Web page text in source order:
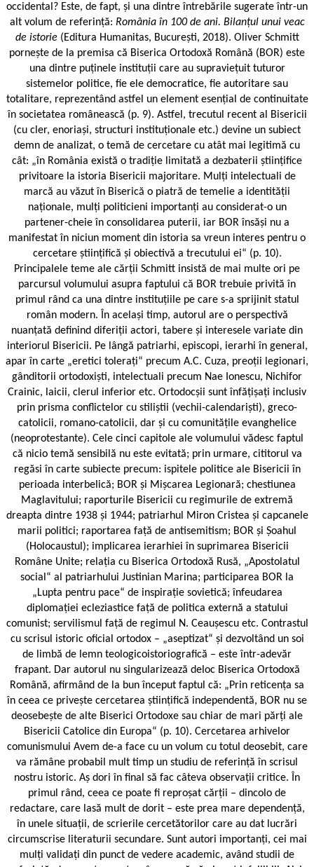
occidental? Este, de fapt, și una dintre întrebările sugerate într-un
alt volum de referință: România în 100 de ani. Bilanțul unui veac
de istorie (Editura Humanitas, Bucureşti, 2018). Oliver Schmitt
pornește de la premisa că Biserica Ortodoxă Română (BOR) este
una dintre puținele instituții care au supraviețuit tuturor
sistemelor politice, fie ele democratice, fie autoritare sau
totalitare, reprezentând astfel un element esențial de continuitate
în societatea românească (p. 9). Astfel, trecutul recent al Bisericii
(cu cler, enoriași, structuri instituționale etc.) devine un subiect
demn de analizat, o temă de cercetare cu atât mai legitimă cu
cât: „în România există o tradiție limitată a dezbaterii științifice
privitoare la istoria Bisericii majoritare. Mulți intelectuali de
marcă au văzut în Biserică o piatră de temelie a identității
naționale, mulți politicieni importanți au considerat-o un
partener-cheie în consolidarea puterii, iar BOR însăși nu a
manifestat în niciun moment din istoria sa vreun interes pentru o
cercetare științifică și obiectivă a trecutului ei“ (p. 10).
Principalele teme ale cărții Schmitt insistă de mai multe ori pe
parcursul volumului asupra faptului că BOR trebuie privită în
primul rând ca una dintre instituțiile pe care s-a sprijinit statul
român modern. În același timp, autorul are o perspectivă
nuanțată definind diferiții actori, tabere și interesele variate din
interiorul Bisericii. Pe lângă patriarhi, episcopi, ierarhi în general,
apar în carte „eretici tolerați“ precum A.C. Cuza, preoții legionari,
gânditorii ortodoxiști, intelectuali precum Nae Ionescu, Nichifor
Crainic, laicii, clerul inferior etc. Ortodocșii sunt înfățișați inclusiv
prin prisma conflictelor cu stiliștii (vechii-calendariști), greco-
catolicii, romano-catolicii, dar și cu comunitățile evanghelice
(neoprotestante). Cele cinci capitole ale volumului vădesc faptul
că nicio temă sensibilă nu este evitată; prin urmare, cititorul va
regăsi în carte subiecte precum: ispitele politice ale Bisericii în
perioada interbelică; BOR și Mișcarea Legionară; chestiunea
Maglavitului; raporturile Bisericii cu regimurile de extremă
dreapta dintre 1938 și 1944; patriarhul Miron Cristea și capcanele
marii politici; raportarea față de antisemitism; BOR și Șoahul
(Holocaustul); implicarea ierarhiei în suprimarea Bisericii
Române Unite; relația cu Biserica Ortodoxă Rusă, „Apostolatul
social“ al patriarhului Justinian Marina; participarea BOR la
„Lupta pentru pace“ de inspirație sovietică; înfeudarea
diplomației ecleziastice față de politica externă a statului
comunist; servilismul față de regimul N. Ceaușescu etc. Contrastul
cu scrisul istoric oficial ortodox – „aseptizat“ și dezvoltând un soi
de limbă de lemn teologicoistoriografică – este într-adevăr
frapant. Dar autorul nu singularizează deloc Biserica Ortodoxă
Română, afirmând de la bun început faptul că: „Prin reticența sa
în ceea ce privește cercetarea științifică independentă, BOR nu se
deosebește de alte Biserici Ortodoxe sau chiar de mari părți ale
Bisericii Catolice din Europa“ (p. 10). Cercetarea arhivelor
comunismului Avem de-a face cu un volum cu totul deosebit, care
va rămâne probabil mult timp un studiu de referință în scrisul
nostru istoric. Aș dori în final să fac câteva observații critice. În
primul rând, ceea ce poate fi reproșat cărții – dincolo de
redactare, care lasă mult de dorit – este prea mare dependență,
în unele situații, de scrierile cercetătorilor care au dat lucrări
circumscrise literaturii secundare. Sunt autori importanți, cei mai
mulți validați din punct de vedere academic, având studii de